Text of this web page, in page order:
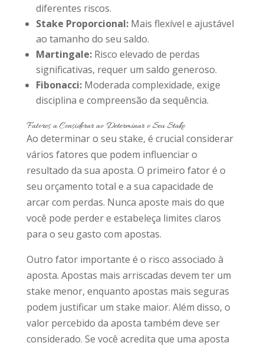
diferentes riscos.
Stake Proporcional:Mais flexível e ajustável
ao tamanho do seu saldo.
Martingale:Risco elevado de perdas
significativas, requer um saldo generoso.
Fibonacci:Moderada complexidade, exige
disciplina e compreensão da sequência.
Fatores a Considerar ao Determinar o Seu Stake
Ao determinar o seu stake, é crucial considerar
vários fatores que podem influenciar o
resultado da sua aposta. O primeiro fator é o
seu orçamento total e a sua capacidade de
arcar com perdas. Nunca aposte mais do que
você pode perder e estabeleça limites claros
para o seu gasto com apostas.
Outro fator importante é o risco associado à
aposta. Apostas mais arriscadas devem ter um
stake menor, enquanto apostas mais seguras
podem justificar um stake maior. Além disso, o
valor percebido da aposta também deve ser
considerado. Se você acredita que uma aposta